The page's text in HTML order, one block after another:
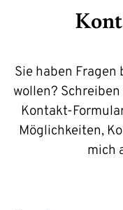
Sie haben Fragen
wollen?
Kontakt-
Möglichkeiten,
mich